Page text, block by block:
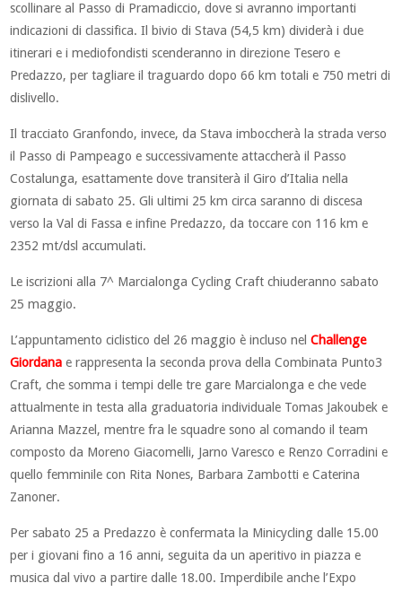
scollinare al Passo di Pramadiccio, dove si avranno importanti
indicazioni di classifica. Il bivio di Stava (54,5 km) dividerà i due
itinerari e i mediofondisti scenderanno in direzione Tesero e
Predazzo, per tagliare il traguardo dopo 66 km totali e 750 metri di
dislivello.
Il tracciato Granfondo, invece, da Stava imboccherà la strada verso
il Passo di Pampeago e successivamente attaccherà il Passo
Costalunga, esattamente dove transiterà il Giro d’Italia nella
giornata di sabato 25. Gli ultimi 25 km circa saranno di discesa
verso la Val di Fassa e infine Predazzo, da toccare con 116 km e
2352 mt/dsl accumulati.
Le iscrizioni alla 7^ Marcialonga Cycling Craft chiuderanno sabato
25 maggio.
L’appuntamento ciclistico del 26 maggio è incluso nelChallenge
Giordana e rappresenta la seconda prova della Combinata Punto3
Craft, che somma i tempi delle tre gare Marcialonga e che vede
attualmente in testa alla graduatoria individuale Tomas Jakoubek e
Arianna Mazzel, mentre fra le squadre sono al comando il team
composto da Moreno Giacomelli, Jarno Varesco e Renzo Corradini e
quello femminile con Rita Nones, Barbara Zambotti e Caterina
Zanoner.
Per sabato 25 a Predazzo è confermata la Minicycling dalle 15.00
per i giovani fino a 16 anni, seguita da un aperitivo in piazza e
musica dal vivo a partire dalle 18.00. Imperdibile anche l’Expo